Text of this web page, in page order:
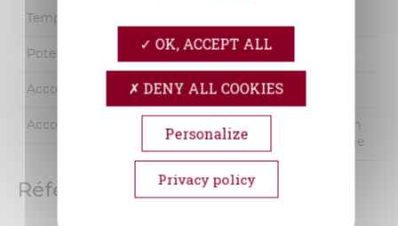
Température De Service
Potentiel De Garde 1 à 2 ans
Accords Mets & Vins Barbecue
Accords Mets & Vins
Apéritif, tapas, table con
viviale, grillade, fromage
Références spécifiques
OK, ACCEPT ALL
DENY ALL COOKIES
Personalize
Privacy policy